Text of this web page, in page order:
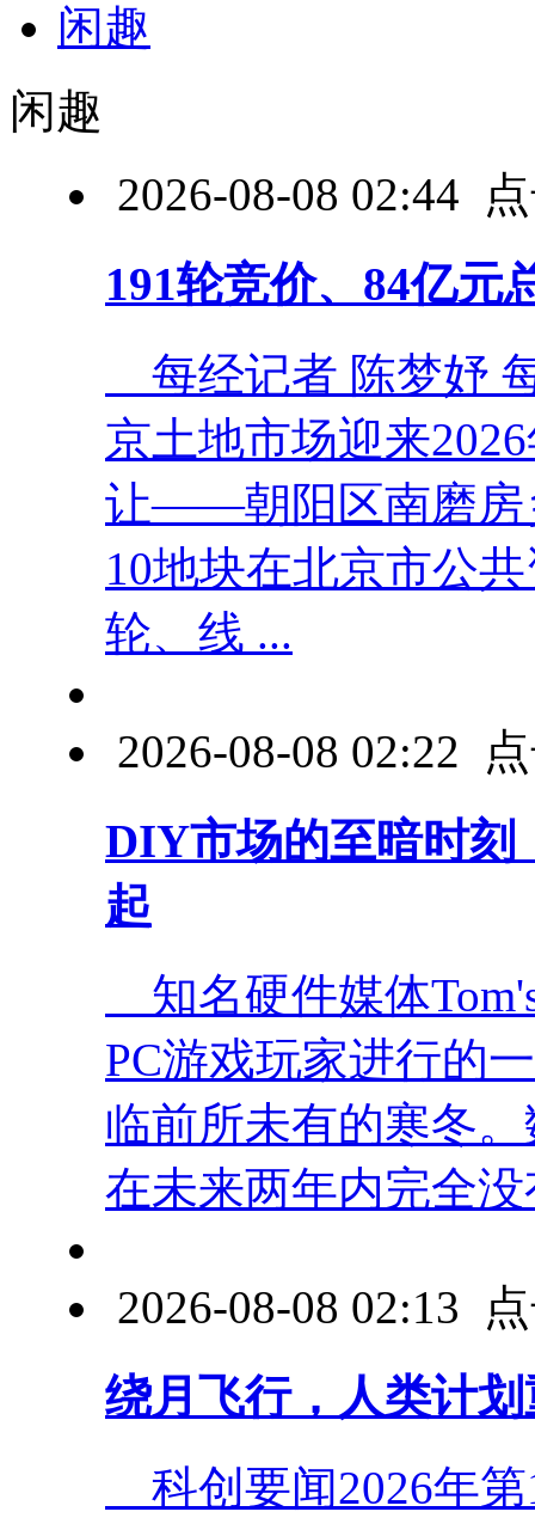
闲趣
闲趣
2026-08-08 02:44
191轮竞价、84亿元
每经记者 陈梦妤
京土地市场迎来
让——朝阳区南磨房
10地块在北京市公
轮、线 ...
2026-08-08 02:22
DIY市场的至暗时刻
起
知名硬件媒体
PC游戏玩家进行的
临前所未有的寒冬
在未来两年内完全
2026-08-08 02:13
绕月飞行，人类计
科创要闻2026年第